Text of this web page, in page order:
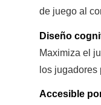
de juego al
Diseño
Maximiza el
los
Accesible